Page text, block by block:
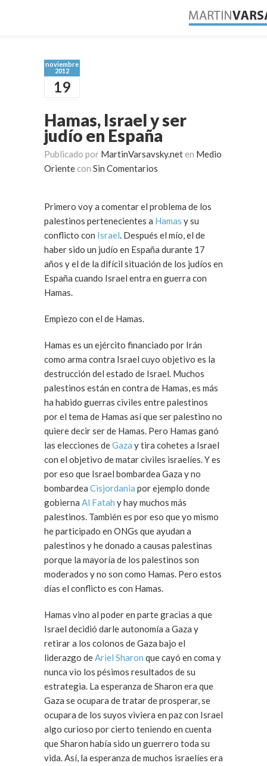
noviembre
2012
19
Hamas, Israel y ser
judío en España
Publicado por MartinVarsavsky.net en Medio
Oriente con Sin Comentarios
Primero voy a comentar el problema de los
palestinos pertenecientes a Hamas y su
conflicto con Israel. Después el mío, el de
haber sido un judío en España durante 17
años y el de la difícil situación de los judíos en
España cuando Israel entra en guerra con
Hamas.
Empiezo con el de Hamas.
Hamas es un ejército financiado por Irán
como arma contra Israel cuyo objetivo es la
destrucción del estado de Israel. Muchos
palestinos están en contra de Hamas, es más
ha habido guerras civiles entre palestinos
por el tema de Hamas así que ser palestino no
quiere decir ser de Hamas. Pero Hamas ganó
las elecciones deGaza y tira cohetes a Israel
con el objetivo de matar civiles israelíes. Y es
por eso que Israel bombardea Gaza y no
bombardea Cisjordania por ejemplo donde
gobierna Al Fatah y hay muchos más
palestinos. También es por eso que yo mismo
he participado en ONGs que ayudan a
palestinos y he donado a causas palestinas
porque la mayoría de los palestinos son
moderados y no son como Hamas. Pero estos
días el conflicto es con Hamas.
Hamas vino al poder en parte gracias a que
Israel decidió darle autonomía a Gaza y
retirar a los colonos de Gaza bajo el
liderazgo deAriel Sharon que cayó en coma y
nunca vio los pésimos resultados de su
estrategia. La esperanza de Sharon era que
Gaza se ocupara de tratar de prosperar, se
ocupara de los suyos viviera en paz con Israel
algo curioso por cierto teniendo en cuenta
que Sharon había sido un guerrero toda su
vida. Así, la esperanza de muchos israelíes era